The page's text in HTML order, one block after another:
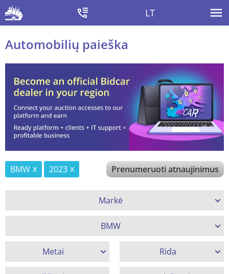
LT
Automobilių paieška
BMW 2023 Prenumeruoti atnaujinimus
Markė
BMW
Metai Rida